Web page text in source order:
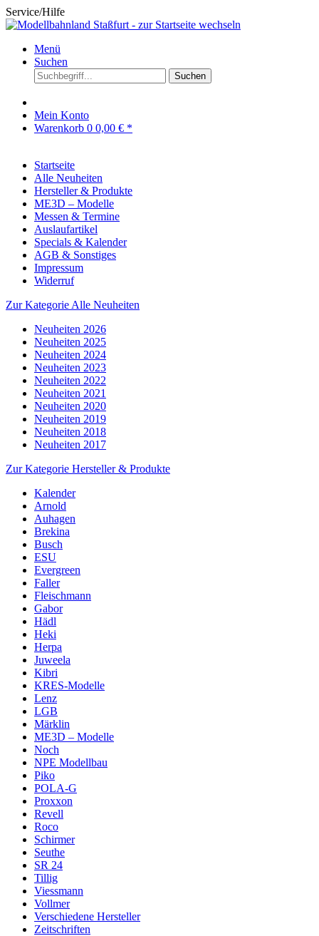
Service/Hilfe
Menü
Suchen
Suchen
Mein Konto
Warenkorb 0 0,00 € *
Startseite
Alle Neuheiten
Hersteller & Produkte
ME3D – Modelle
Messen & Termine
Auslaufartikel
Specials & Kalender
AGB & Sonstiges
Impressum
Widerruf
Zur Kategorie Alle Neuheiten
Neuheiten 2026
Neuheiten 2025
Neuheiten 2024
Neuheiten 2023
Neuheiten 2022
Neuheiten 2021
Neuheiten 2020
Neuheiten 2019
Neuheiten 2018
Neuheiten 2017
Zur Kategorie Hersteller & Produkte
Kalender
Arnold
Auhagen
Brekina
Busch
ESU
Evergreen
Faller
Fleischmann
Gabor
Hädl
Heki
Herpa
Juweela
Kibri
KRES-Modelle
Lenz
LGB
Märklin
ME3D – Modelle
Noch
NPE Modellbau
Piko
POLA-G
Proxxon
Revell
Roco
Schirmer
Seuthe
SR 24
Tillig
Viessmann
Vollmer
Verschiedene Hersteller
Zeitschriften